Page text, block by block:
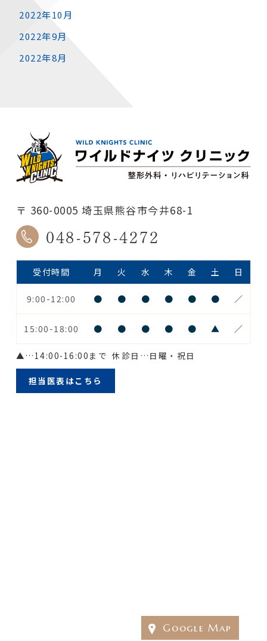
2022年10月
2022年9月
2022年8月
〒 360-0005 埼玉県熊谷市今井68-1
048-578-4272
受付時間 月 火 水 木 金 土 日
9:00-12:00 ● ● ● ● ● ● ／
15:00-18:00 ● ● ● ● ● ▲ ／
▲ …14:00-16:00まで 休診日…日曜・祝日
担当医表はこちら
Google Map